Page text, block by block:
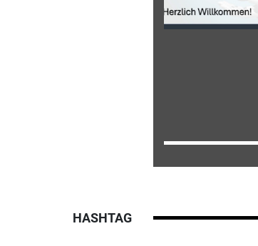
HASHTAG